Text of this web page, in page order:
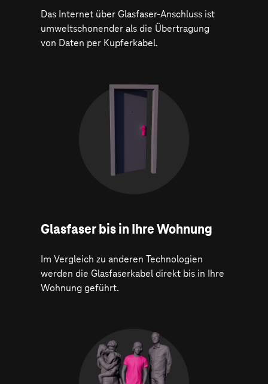
Das Internet über Glasfaser-Anschluss ist
umweltschonender als die Übertragung
von Daten per Kupferkabel.
Glasfaser bis in Ihre Wohnung
Im Vergleich zu anderen Technologien
werden die Glasfaserkabel direkt bis in Ihre
Wohnung geführt.